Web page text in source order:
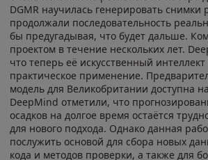
DGMR научилась генерировать снимки
продолжали последовательность
бы предугадывая, что будет дальше.
проектом в течение нескольких лет.
что теперь её искусственный
практическое применение.
модель для Великобритании доступна
DeepMind отметили, что
осадков на долгое время остаётся
для нового подхода. Однако данная
послужить основой для сбора новых
кода и методов проверки, а также для